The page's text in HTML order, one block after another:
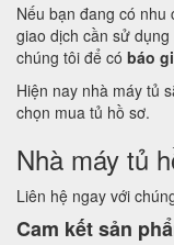
Nếu bạn đang có nhu
giao dịch cần sử
chúng tôi để có báo
Hiện nay nhà máy tủ
chọn mua tủ hồ sơ.
Nhà máy tủ
Liên hệ ngay với
Cam kếtsản